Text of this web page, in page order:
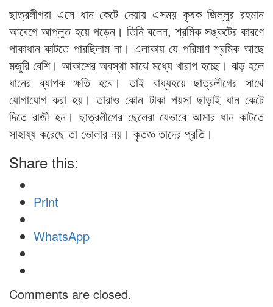
ছাত্রলীগরা এসে ধান কেটে দেয়ায় এসময় কৃষক জিল্লুর রহমান
আবেগে আপ্লুত হয়ে পড়েন। তিনি বলেন, শ্রমিক সঙ্কটের কারণে
পাকাধান কাটতে পারছিলাম না। এলাকায় যে পরিমাণ শ্রমিক আছে
মজুরি বেশি। আকাশের অবস্থা মাঝে মধ্যে খারাপ হচ্ছে। ঝড় হলে
ধানের ব্যাপক ক্ষতি হবে। তাই বাধ্যহয়ে ছাত্রলীগের সাথে
যোগাযোগ করা হয়। তারাও কোন টাকা পয়সা ছাড়াই ধান কেটে
দিতে রাজী হন। ছাত্রলীগের ছেলেরা যেভাবে আমার ধান কাটতে
সাহায্য করেছে তা ভোলার নয়। কৃতজ্ঞ তাদের প্রতি।
Share this:
Print
WhatsApp
Comments are closed.